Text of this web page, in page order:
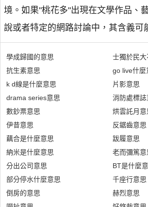
境。如果"桃花多"出現在文學作品、
說或者特定的網路討論中，其含義可
學成歸國的意思
抗生素意思
k d線是什麼意思
drama series意思
數鈔票意思
伊昔意思
藕合是什麼意思
納米是什麼意思
分出公司意思
部分停水什麼意思
倒房的意思
士獨於民
go live什麼
片影意思
消防處標誌
烘雲託月意
反鋸齒意思
跋履意思
老而彌篤意
BT是什麼
千座行意思
赫烈意思